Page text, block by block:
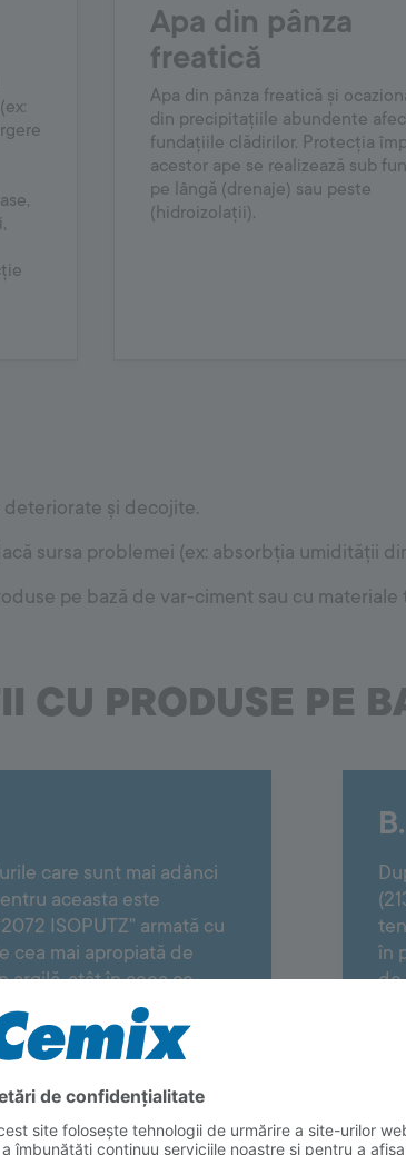
Apa din pânza
freatică
Apa din pânza freatică și
din precipitațiile abundente
fundațiile clădirilor. Protecția
acestor ape se realizează sub
pe lângă (drenaje) sau peste
(hidroizolații).
și decojite.
sursa problemei (ex: absorbția umidității
pe bază de var-ciment sau cu materiale
CU PRODUSE PE
care sunt mai adânci
aceasta este
ISOPUTZ" armată cu
cea mai apropiată de
argilă, atât în ceea ce
rezistența la
de reparație să nu
structurii peretelui.
B.
în
de